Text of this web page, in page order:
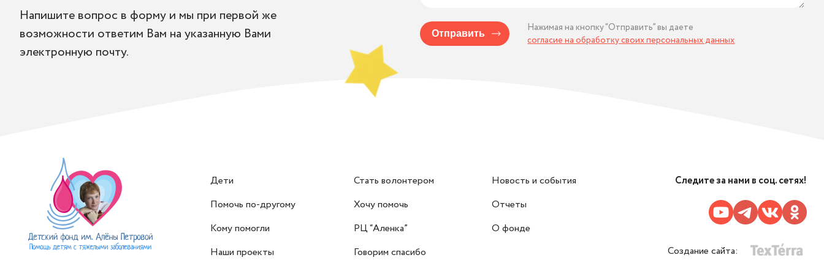
Напишите вопрос в форму и мы при первой же
возможности ответим Вам на указанную Вами
электронную почту.
Отправить
Нажимая на кнопку “Отправить” вы даете
согласие на обработку своих персональных данных
Дети
Помочь по-другому
Кому помогли
Наши проекты
Стать волонтером
Хочу помочь
РЦ “Аленка”
Говорим спасибо
Новость и события
Отчеты
О фонде
Следите за нами в соц. сетях!
Создание сайта: